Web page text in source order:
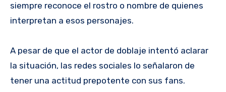
siempre reconoce el rostro o nombre de quienes
interpretan a esos personajes.
A pesar de que el actor de doblaje intentó aclarar
la situación, las redes sociales lo señalaron de
tener una actitud prepotente con sus fans.